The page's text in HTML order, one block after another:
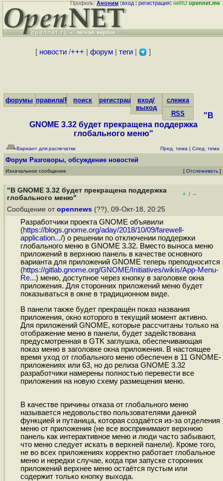
Профиль:Аноним(вход|регистрация)неRUopennet.me
[ новости/+++ форум| теги| ]
форумы правила/FAQпоиск регистрациявход/
выход
слежка
RSS
"В
GNOME 3.32 будет прекращена поддержка
глобального меню"
Вариант для распечатки Пред. тема | След. тема
Форум Разговоры, обсуждение новостей
Изначальное сообщение [ Отслеживать ]
"В GNOME 3.32 будет прекращена поддержка
глобального меню"
+ / –
Сообщение от opennews (??), 09-Окт-18, 20:25
Разработчики проекта GNOME объявили
(https://blogs.gnome.org/aday/2018/10/09/farewell-
application.../) о решении по отключении поддержки
глобального меню в GNOME 3.32. Вместо выноса меню
приложений в верхнюю панель в качестве основного
варианта для приложений GNOME теперь преподносится
(https://gitlab.gnome.org/GNOME/Initiatives/wikis/App-Menu-
Re...) меню, доступное через кнопку в заголовке окна
приложения. Для сторонних приложений меню будет
показываться в окне в традиционном виде.
В панели также будет прекращён показ названия
приложения, окно которого в текущий момент активно.
Для приложений GNOME, которые рассчитаны только на
отображение меню в панели, будет задействована
предусмотренная в GTK заглушка, обеспечивающая
показ меню в заголовке окна приложения. В настоящее
время уход от глобального меню обеспечен в 11 GNOME-
приложениях или 63, но до релиза GNOME 3.32
разработчики намерены полностью перевести все
приложения на новую схему размещения меню.
В качестве причины отказа от глобального меню
называется недовольство пользователями данной
функцией и путаница, которая создаётся из-за отделения
меню от приложения (не все воспринимают верхнюю
панель как интерактивное меню и люди часто забывают,
что меню следует искать в верхней панели). Кроме того,
не во всех приложениях корректно работает глобальное
меню и нередки случае, когда при запуске сторонних
приложений верхнее меню остаётся пустым или
содержит только кнопку выхода.